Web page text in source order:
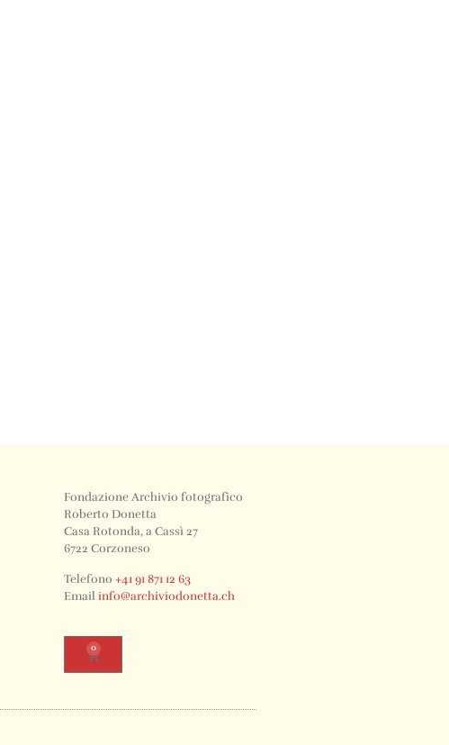
Fondazione Archivio fotografico
Roberto Donetta
Casa Rotonda, a Cassì 27
6722 Corzoneso
Telefono +41 91 871 12 63
Email info@archiviodonetta.ch
0